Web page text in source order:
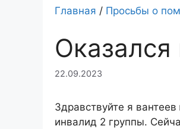
Главная / Просьбы о
Оказался
22.09.2023
Здравствуйте я
инвалид 2 группы.